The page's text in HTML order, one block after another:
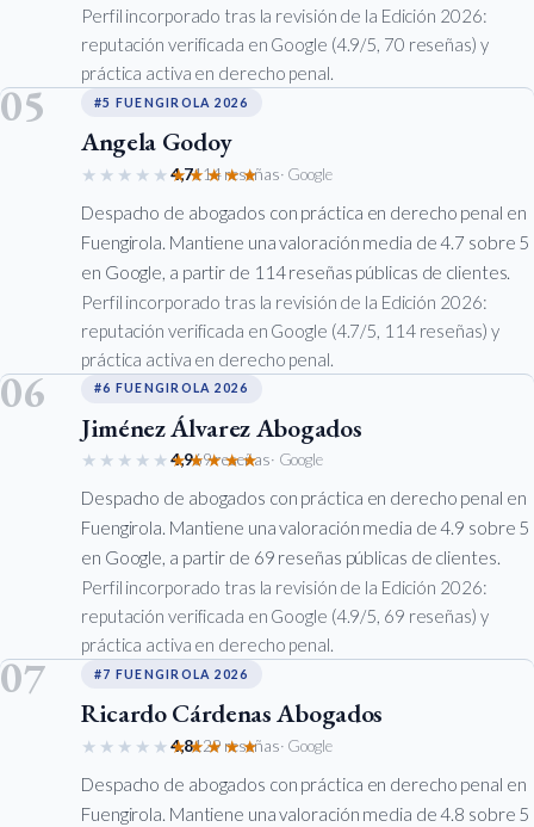
Perfil incorporado tras la revisión de la Edición 2026:
reputación verificada en Google (4.9/5, 70 reseñas) y
práctica activa en derecho penal.
05 #5 FUENGIROLA 2026
Angela Godoy
★★★★★★★★★★
4,7114 reseñas· Google
Despacho de abogados con práctica en derecho penal en
Fuengirola. Mantiene una valoración media de 4.7 sobre 5
en Google, a partir de 114 reseñas públicas de clientes.
Perfil incorporado tras la revisión de la Edición 2026:
reputación verificada en Google (4.7/5, 114 reseñas) y
práctica activa en derecho penal.
06 #6 FUENGIROLA 2026
Jiménez Álvarez Abogados
★★★★★★★★★★
4,969 reseñas· Google
Despacho de abogados con práctica en derecho penal en
Fuengirola. Mantiene una valoración media de 4.9 sobre 5
en Google, a partir de 69 reseñas públicas de clientes.
Perfil incorporado tras la revisión de la Edición 2026:
reputación verificada en Google (4.9/5, 69 reseñas) y
práctica activa en derecho penal.
07 #7 FUENGIROLA 2026
Ricardo Cárdenas Abogados
★★★★★★★★★★
4,8129 reseñas· Google
Despacho de abogados con práctica en derecho penal en
Fuengirola. Mantiene una valoración media de 4.8 sobre 5